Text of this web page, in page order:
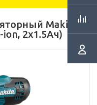
Makita
ion, 2x1.5Ач)